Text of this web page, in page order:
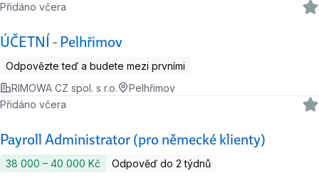
ÚČETNÍ - Pelhřimov
Přidáno včera
Odpovězte teď a budete mezi prvními
RIMOWA CZ spol. s r.o.
Pelhřimov
Payroll Administrator (pro německé klienty)
Přidáno včera
38 000 ‍–‍ 40 000 Kč
Odpověď do 2 týdnů